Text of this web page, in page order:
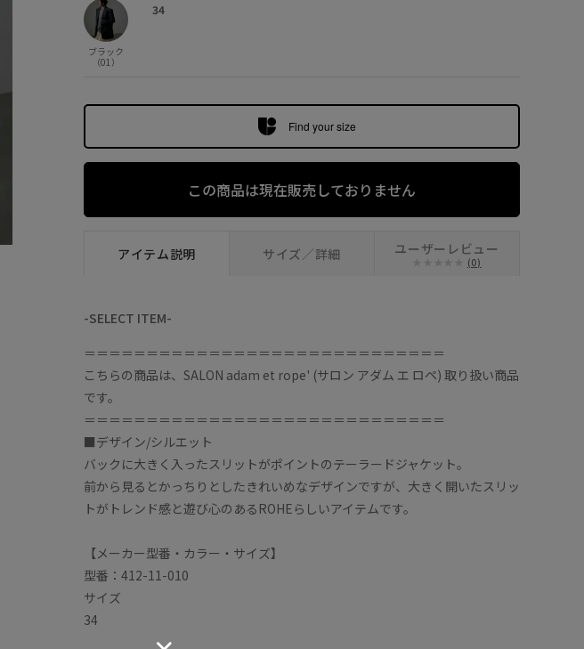
ブラック
（01）
34
Find your size
この商品は現在販売しておりません
アイテム説明 サイズ／詳細 ユーザーレビュー
(0)
-SELECT ITEM-
＝＝＝＝＝＝＝＝＝＝＝＝＝＝＝＝＝＝＝＝＝＝＝＝＝＝＝＝＝
こちらの商品は、SALON adam et rope' (サロン アダム エ ロペ) 取り扱い商品
です。
＝＝＝＝＝＝＝＝＝＝＝＝＝＝＝＝＝＝＝＝＝＝＝＝＝＝＝＝＝
■デザイン/シルエット
バックに大きく入ったスリットがポイントのテーラードジャケット。
前から見るとかっちりとしたきれいめなデザインですが、大きく開いたスリッ
トがトレンド感と遊び心のあるROHEらしいアイテムです。
【メーカー型番・カラー・サイズ】
型番：412-11-010
サイズ
34